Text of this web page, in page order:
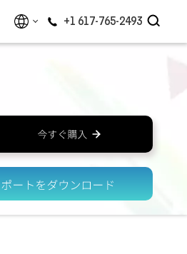
+1 617-765-2493